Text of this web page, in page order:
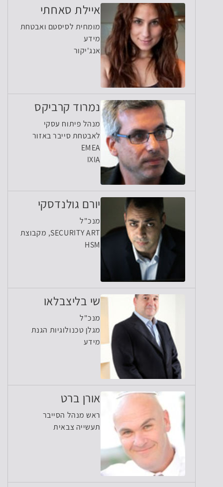
איילת סאחתי
מומחית לסיסטם ואבטחת
מידע
אנג'יקור
נמרוד קרביקס
מנהל פיתוח עסקי
לאבטחת סייבר באזור
EMEA
IXIA
יורם גולנדסקי
מנכ"ל
SECURITY ART, מקבוצת
HSM
שי בליצבלאו
מנכ"ל
מגלן טכנולוגיות הגנת
מידע
אורן ברט
ראש מנהל הסייבר
תעשייה צבאית